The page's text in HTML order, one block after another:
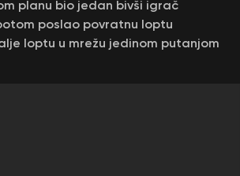
planu bio jedan bivši igrač
poslao povratnu loptu
loptu u mrežu jedinom putanjom